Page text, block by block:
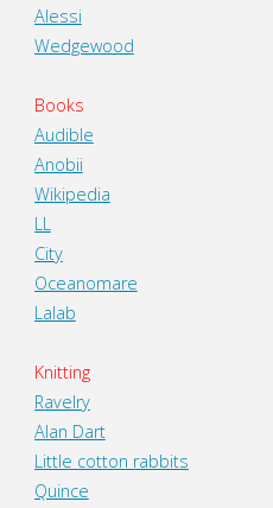
Alessi
Wedgewood
Books
Audible
Anobii
Wikipedia
LL
City
Oceanomare
Lalab
Knitting
Ravelry
Alan Dart
Little cotton rabbits
Quince